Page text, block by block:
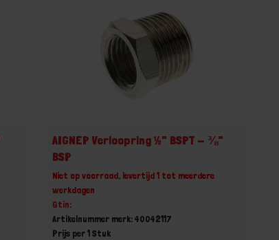
AIGNEP Verloopring ½" BSPT - ⅜"
BSP
Niet op voorraad, levertijd 1 tot meerdere
werkdagen
Gtin:
Artikelnummer merk: 40042117
Prijs per 1 Stuk